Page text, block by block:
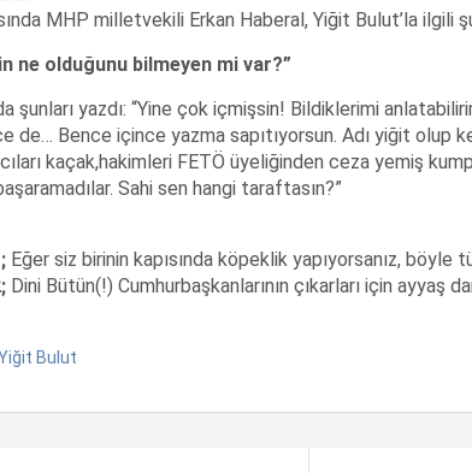
MHP milletvekili Erkan Haberal, Yiğit Bulut’la ilgili
ne olduğunu bilmeyen mi var?”
şunları yazdı: “Yine çok içmişsin! Bildiklerimi
de… Bence içince yazma sapıtıyorsun. Adı yiğit olup
kaçak,hakimleri FETÖ üyeliğinden ceza yemiş
Sahi sen hangi taraftasın?”
Eğer siz birinin kapısında köpeklik yapıyorsanız, böyle
Dini Bütün(!) Cumhurbaşkanlarının çıkarları için ayyaş
Bulut